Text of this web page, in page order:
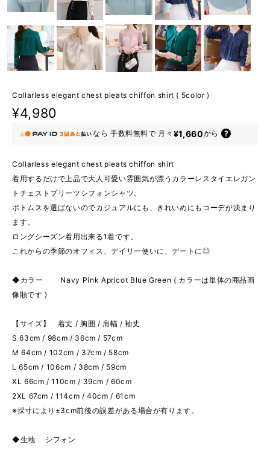
Collarless elegant chest pleats chiffon shirt ( 5color )
¥4,980
なら 手数料無料で 月々 ¥1,660から
Collarless elegant chest pleats chiffon shirt
着用するだけで上品で大人可愛い雰囲気が漂うカラーレスタイエレガン
トチェストプリーツシフォンシャツ。
ボトムスを選ばないのでカジュアルにも、きれいめにもコーデが決まり
ます。
ロングシーズン着用出来る1着です。
これからの季節のオフィス、デイリー使いに、デートに◎
◆カラー Navy Pink Apricot Blue Green ( カラーは単体の商品画
像順です )
【サイズ】 着丈 / 胸囲 / 肩幅 / 袖丈
S 63cm / 98cm / 36cm / 57cm
M 64cm / 102cm / 37cm / 58cm
L 65cm / 106cm / 38cm / 59cm
XL 66cm / 110cm / 39cm / 60cm
2XL 67cm / 114cm / 40cm / 61cm
※採寸により±3cm前後の誤差がある場合が有ります。
◆生地 シフォン